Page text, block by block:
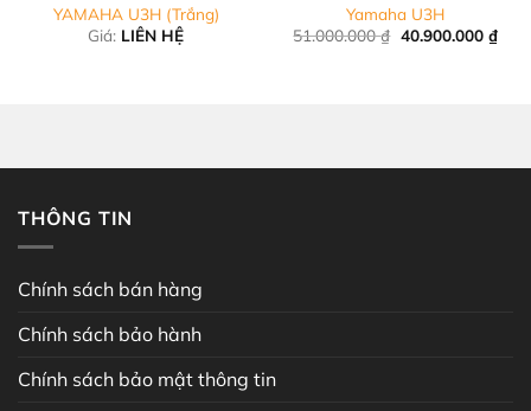
YAMAHA U3H (Trắng)
Giá: LIÊN HỆ
Yamaha U3H
51.000.000₫ Giá
40.900.000 ₫Giá
hiện
THÔNG TIN
Chính sách bán hàng
Chính sách bảo hành
Chính sách bảo mật thông tin